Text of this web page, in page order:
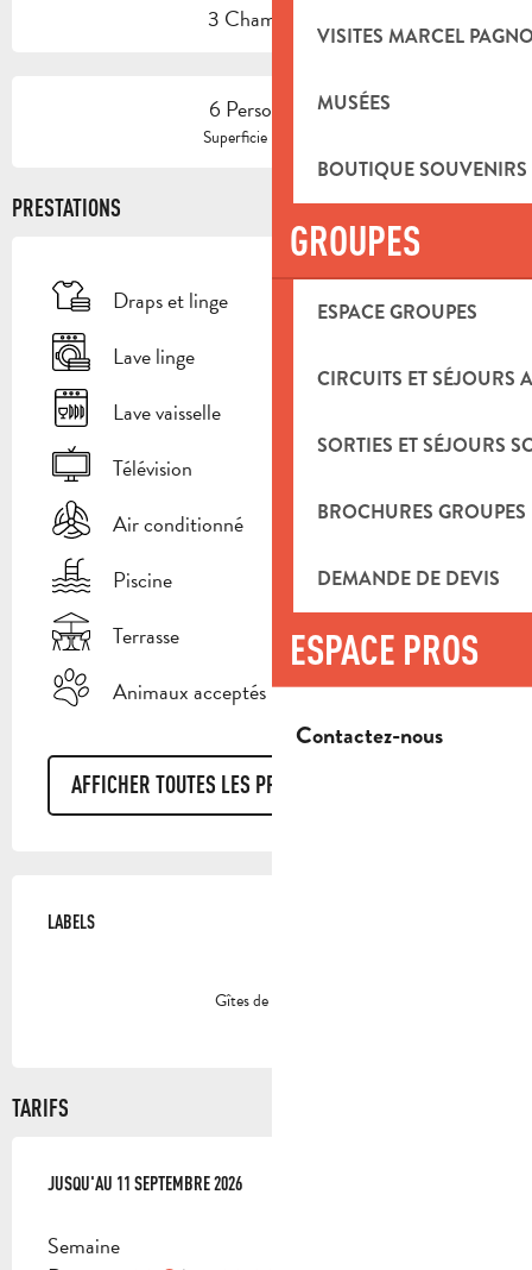
VISITES MARCEL
MUSÉES
BOUTIQUE
GROUPES
ESPACE GROUPES
CIRCUITS ET SÉJOURS
SORTIES ET SÉJOURS
BROCHURES GROUPES
DEMANDE DE DEVIS
ESPACE PROS
Contactez-nous
3 Chambre(s)
6 Personne(s)
Superficie : 140 m
PRESTATIONS
Draps et linge
Lave linge
Lave vaisselle
Télévision
Air conditionné
Piscine
Terrasse
Animaux acceptés
AFFICHER TOUTES LES PRESTATIONS
LABELS
LABELS
Gîtes de France
TARIFS
DU4 JUILLET 2026AU11 SEPTEMBRE 2026
JUSQU'AU 11 SEPTEMBRE 2026
Semaine